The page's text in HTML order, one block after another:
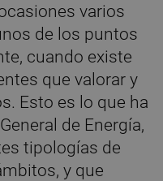
varios
de los puntos
cuando existe
que valorar y
Esto es lo que ha
de Energía,
tipologías de
y que